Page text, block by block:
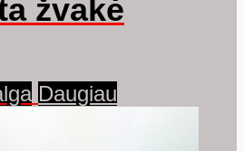
žvakė
Daugiau